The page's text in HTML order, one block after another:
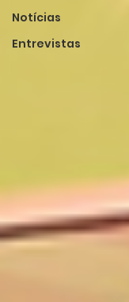
Notícias
Entrevistas